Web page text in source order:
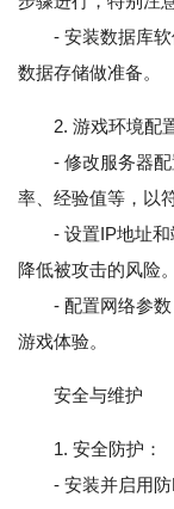
- 安装数据库软
数据存储做准备。
2. 游戏环境配
- 修改服务器配
率、经验值等，以
- 设置IP地址和
降低被攻击的风险。
- 配置网络参数
游戏体验。
安全与维护
1. 安全防护：
- 安装并启用防